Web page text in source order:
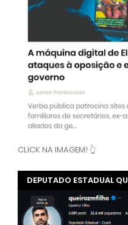
CLICK NA IMAGEM! 👆
DEPUTADO ESTADUAL